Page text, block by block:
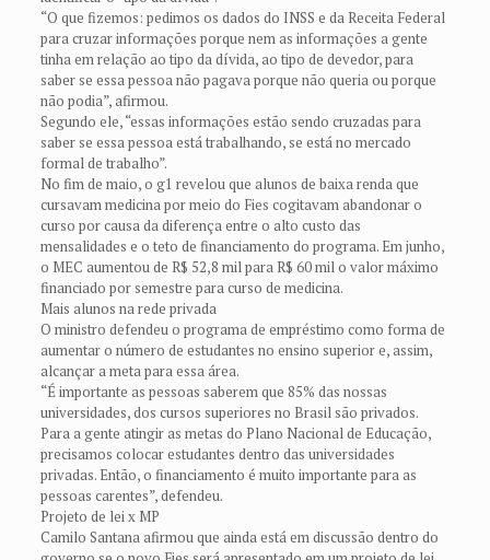
“O que fizemos: pedimos os dados do INSS e da Receita Federal
para cruzar informações porque nem as informações a gente
tinha em relação ao tipo da dívida, ao tipo de devedor, para
saber se essa pessoa não pagava porque não queria ou porque
não podia”, afirmou.
Segundo ele, “essas informações estão sendo cruzadas para
saber se essa pessoa está trabalhando, se está no mercado
formal de trabalho”.
No fim de maio, o g1 revelou que alunos de baixa renda que
cursavam medicina por meio do Fies cogitavam abandonar o
curso por causa da diferença entre o alto custo das
mensalidades e o teto de financiamento do programa. Em junho,
o MEC aumentou de R$ 52,8 mil para R$ 60 mil o valor máximo
financiado por semestre para curso de medicina.
Mais alunos na rede privada
O ministro defendeu o programa de empréstimo como forma de
aumentar o número de estudantes no ensino superior e, assim,
alcançar a meta para essa área.
“É importante as pessoas saberem que 85% das nossas
universidades, dos cursos superiores no Brasil são privados.
Para a gente atingir as metas do Plano Nacional de Educação,
precisamos colocar estudantes dentro das universidades
privadas. Então, o financiamento é muito importante para as
pessoas carentes”, defendeu.
Projeto de lei x MP
Camilo Santana afirmou que ainda está em discussão dentro do